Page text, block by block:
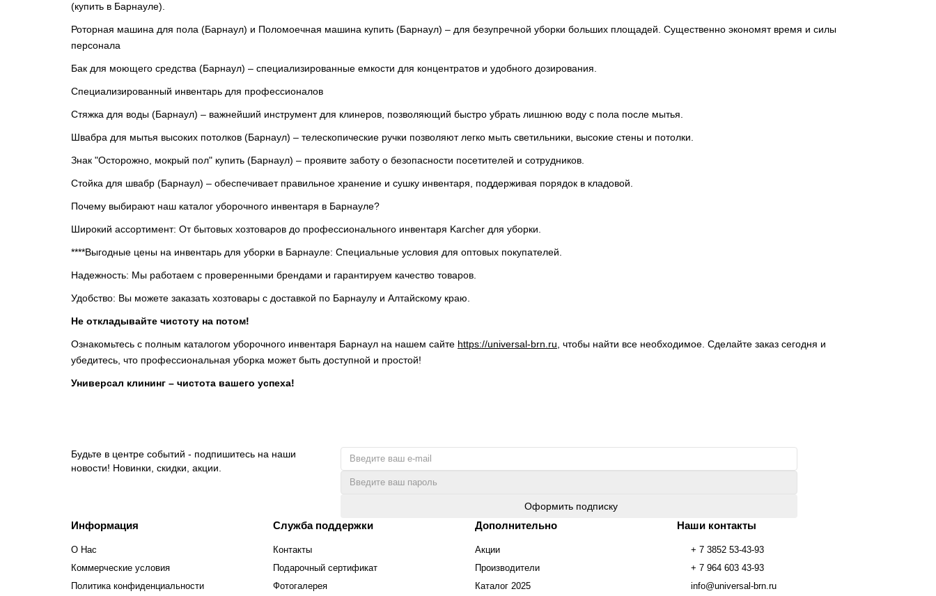
(купить в Барнауле).
Роторная машина для пола (Барнаул) и Поломоечная машина купить (Барнаул) – для безупречной уборки больших площадей. Существенно экономят время и силы
персонала
Бак для моющего средства (Барнаул) – специализированные емкости для концентратов и удобного дозирования.
Специализированный инвентарь для профессионалов
Стяжка для воды (Барнаул) – важнейший инструмент для клинеров, позволяющий быстро убрать лишнюю воду с пола после мытья.
Швабра для мытья высоких потолков (Барнаул) – телескопические ручки позволяют легко мыть светильники, высокие стены и потолки.
Знак "Осторожно, мокрый пол" купить (Барнаул) – проявите заботу о безопасности посетителей и сотрудников.
Стойка для швабр (Барнаул) – обеспечивает правильное хранение и сушку инвентаря, поддерживая порядок в кладовой.
Почему выбирают наш каталог уборочного инвентаря в Барнауле?
Широкий ассортимент: От бытовых хозтоваров до профессионального инвентаря Karcher для уборки.
****Выгодные цены на инвентарь для уборки в Барнауле: Специальные условия для оптовых покупателей.
Надежность: Мы работаем с проверенными брендами и гарантируем качество товаров.
Удобство: Вы можете заказать хозтовары с доставкой по Барнаулу и Алтайскому краю.
Не откладывайте чистоту на потом!
Ознакомьтесь с полным каталогом уборочного инвентаря Барнаул на нашем сайте https://universal-brn.ru , чтобы найти все необходимое. Сделайте заказ сегодня и
убедитесь, что профессиональная уборка может быть доступной и простой!
Универсал клининг – чистота вашего успеха!
Будьте в центре событий - подпишитесь на наши
новости! Новинки, скидки, акции.
Оформить подписку
Информация
О Нас
Коммерческие условия
Политика конфиденциальности
Служба поддержки
Контакты
Подарочный сертификат
Фотогалерея
Дополнительно
Акции
Производители
Каталог 2025
Наши контакты
+ 7 3852 53-43-93
+ 7 964 603 43-93
info@universal-brn.ru